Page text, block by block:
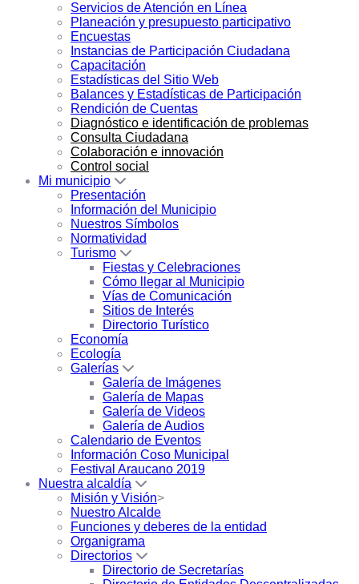
Servicios de Atención en Línea
Planeación y presupuesto participativo
Encuestas
Instancias de Participación Ciudadana
Capacitación
Estadísticas del Sitio Web
Balances y Estadísticas de Participación
Rendición de Cuentas
Diagnóstico e identificación de problemas
Consulta Ciudadana
Colaboración e innovación
Control social
Mi municipio
Presentación
Información del Municipio
Nuestros Símbolos
Normatividad
Turismo
Fiestas y Celebraciones
Cómo llegar al Municipio
Vías de Comunicación
Sitios de Interés
Directorio Turístico
Economía
Ecología
Galerías
Galería de Imágenes
Galería de Mapas
Galería de Videos
Galería de Audios
Calendario de Eventos
Información Coso Municipal
Festival Araucano 2019
Nuestra alcaldía
Misión y Visión>
Nuestro Alcalde
Funciones y deberes de la entidad
Organigrama
Directorios
Directorio de Secretarías